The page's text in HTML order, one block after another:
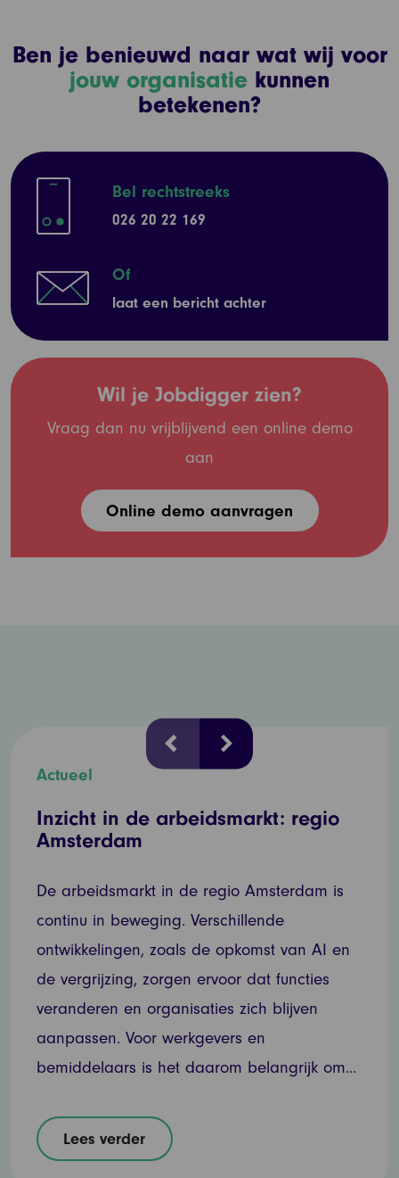
Ben je benieuwd naar wat wij voor
jouw organisatie kunnen
betekenen?
Bel rechtstreeks
026 20 22 169
Of
laat een bericht achter
Wil je Jobdigger zien?
Vraag dan nu vrijblijvend een online demo
aan
Online demo aanvragen
Actueel
Inzicht in de arbeidsmarkt: regio
Amsterdam
De arbeidsmarkt in de regio Amsterdam is
continu in beweging. Verschillende
ontwikkelingen, zoals de opkomst van AI en
de vergrijzing, zorgen ervoor dat functies
veranderen en organisaties zich blijven
aanpassen. Voor werkgevers en
bemiddelaars is het daarom belangrijk om...
Lees verder